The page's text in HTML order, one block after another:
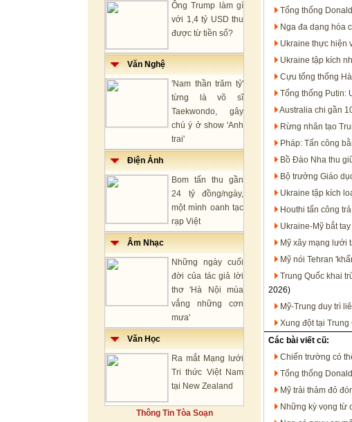
Ông Trump làm gì
với 1,4 tỷ USD thu
được từ tiền số?
Văn Nghệ
'Nam thần trăm tỷ'
từng là võ sĩ
Taekwondo, gây
chú ý ở show 'Anh
trai'
Điện Ảnh
Bom tấn thu gần
24 tỷ đồng/ngày,
một mình oanh tạc
rạp Việt
Âm Nhạc
Những ngày cuối
đời của tác giả lời
thơ 'Hà Nội mùa
vắng những cơn
mưa'
Văn Học
Ra mắt Mạng lưới
Tri thức Việt Nam
tại New Zealand
Thông Tin Tòa Soạn
Tổng thống
Nga đa dạng hóa
Ukraine thực hiện
Ukraine tập kích
Cựu tổng thống
Tổng thống Putin:
Australia chi gần
Rừng nhân tạo
Pháp: Tấn công
Bồ Đào Nha thu
Bộ trưởng Giáo
Ukraine tập kích
Houthi tấn công
Ukraine-Mỹ bắt
Mỹ xây mạng lưới
Mỹ nói Tehran
Trung Quốc khai
2026)
Mỹ-Trung duy trì
Xung đột tại
Các bài viết cũ:
Chiến trường có
Tổng thống
Mỹ trải thảm đỏ
Những kỳ vọng từ